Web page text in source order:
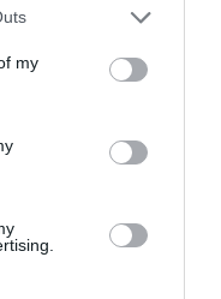
one or more Google
You may click to
third-party tags to
in below Google
my